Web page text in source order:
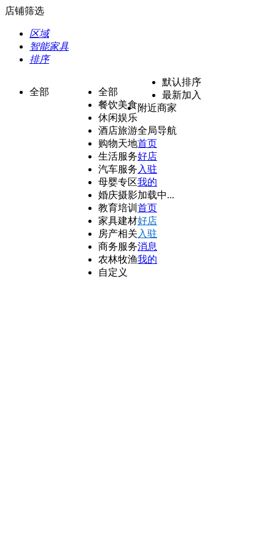
店铺筛选
区域
智能家具
排序
全部
全部
餐饮美食
休闲娱乐
酒店旅游
购物天地
生活服务
汽车服务
母婴专区
婚庆摄影
教育培训
家具建材
房产相关
商务服务
农林牧渔
自定义
默认排序
最新加入
附近商家
全局导航
首页
好店
入驻
我的
加载中...
首页
好店
入驻
消息
我的